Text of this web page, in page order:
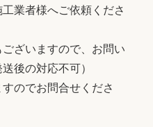
業者様へご依頼くださ
ざいますので、お問い
後の対応不可）
のでお問合せくださ